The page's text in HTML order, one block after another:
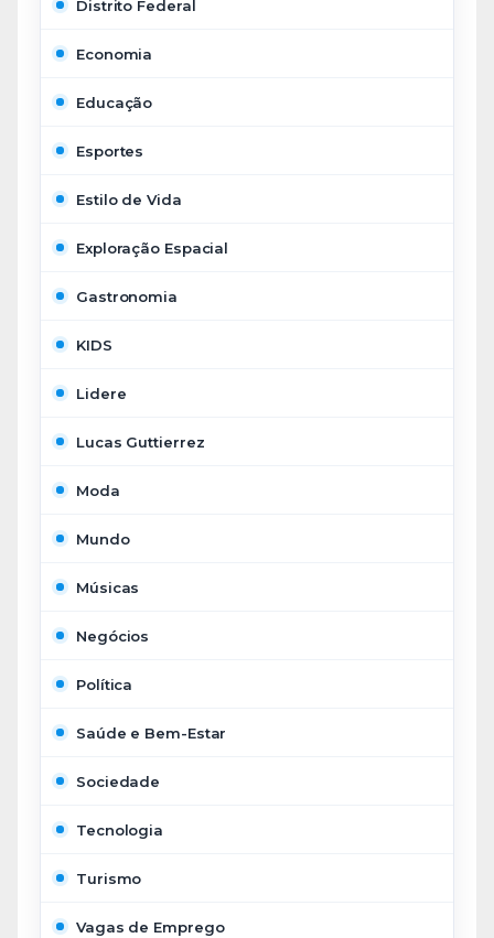
Distrito Federal
Economia
Educação
Esportes
Estilo de Vida
Exploração Espacial
Gastronomia
KIDS
Lidere
Lucas Guttierrez
Moda
Mundo
Músicas
Negócios
Política
Saúde e Bem-Estar
Sociedade
Tecnologia
Turismo
Vagas de Emprego